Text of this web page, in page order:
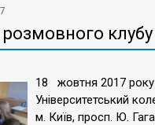
розмовного
18 жовтня 2017 року
Університетський
м. Київ, просп. Ю.